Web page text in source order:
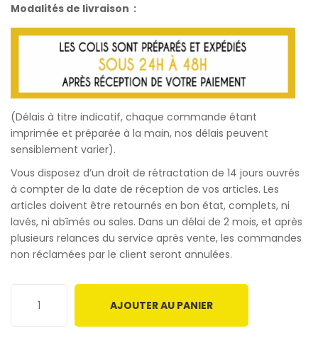
Modalités de livraison :
(Délais à titre indicatif, chaque commande étant
imprimée et préparée à la main, nos délais peuvent
sensiblement varier).
Vous disposez d’un droit de rétractation de 14 jours ouvrés
à compter de la date de réception de vos articles. Les
articles doivent être retournés en bon état, complets, ni
lavés, ni abîmés ou sales. Dans un délai de 2 mois, et après
plusieurs relances du service après vente, les commandes
non réclamées par le client seront annulées.
AJOUTER AU PANIER